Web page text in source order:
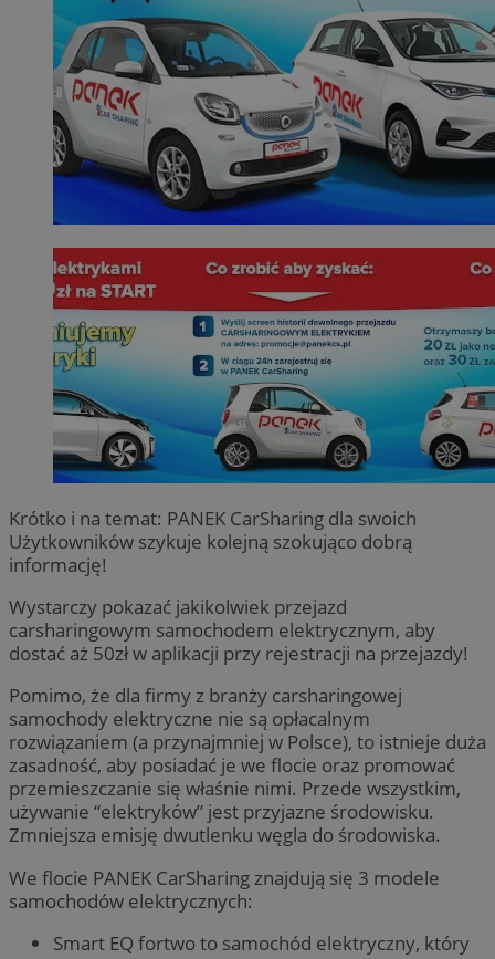
Krótko i na temat: PANEK CarSharing dla swoich
Użytkowników szykuje kolejną szokująco dobrą
informację!
Wystarczy pokazać jakikolwiek przejazd
carsharingowym samochodem elektrycznym, aby
dostać aż 50zł w aplikacji przy rejestracji na przejazdy!
Pomimo, że dla firmy z branży carsharingowej
samochody elektryczne nie są opłacalnym
rozwiązaniem (a przynajmniej w Polsce), to istnieje duża
zasadność, aby posiadać je we flocie oraz promować
przemieszczanie się właśnie nimi. Przede wszystkim,
używanie “elektryków” jest przyjazne środowisku.
Zmniejsza emisję dwutlenku węgla do środowiska.
We flocie PANEK CarSharing znajdują się 3 modele
samochodów elektrycznych:
Smart EQ fortwo to samochód elektryczny, który